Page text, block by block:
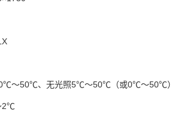
～50℃、无光照5℃～50℃（或0℃～50℃）
2℃